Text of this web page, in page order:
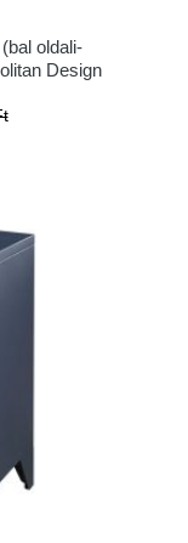
oldali-
Design